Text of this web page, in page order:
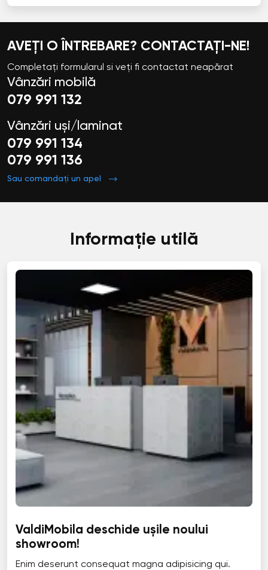
AVEȚI O ÎNTREBARE? CONTACTAȚI-NE!
Completați formularul si veți fi contactat neapărat
Vânzări mobilă
079 991 132
Vânzări uși/laminat
079 991 134
079 991 136
Sau comandați un apel
Informație utilă
ValdiMobila deschide ușile noului
showroom!
Enim deserunt consequat magna adipisicing qui.